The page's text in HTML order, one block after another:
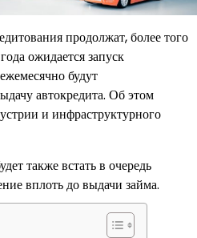
продолжат, более того
ожидается запуск
будут
автокредита. Об этом
и инфраструктурного
также встать в очередь
вплоть до выдачи займа.